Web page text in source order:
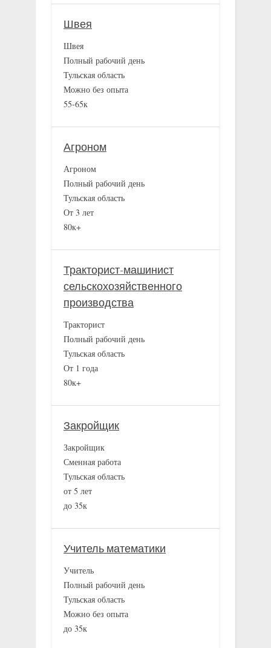
Швея
Швея
Полный рабочий день
Тульская область
Можно без опыта
55-65к
Агроном
Агроном
Полный рабочий день
Тульская область
От 3 лет
80к+
Тракторист-машинист
сельскохозяйственного
производства
Тракторист
Полный рабочий день
Тульская область
От 1 года
80к+
Закройщик
Закройщик
Сменная работа
Тульская область
от 5 лет
до 35к
Учитель математики
Учитель
Полный рабочий день
Тульская область
Можно без опыта
до 35к